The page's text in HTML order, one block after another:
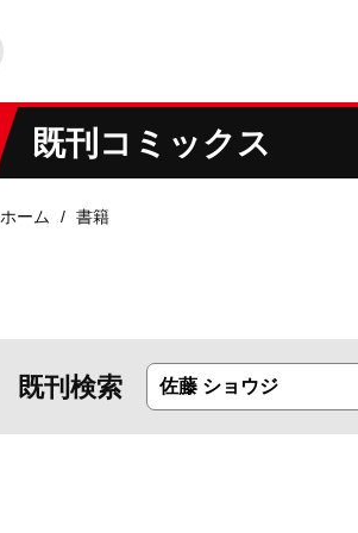
既刊コミックス
ホーム 書籍
既刊検索